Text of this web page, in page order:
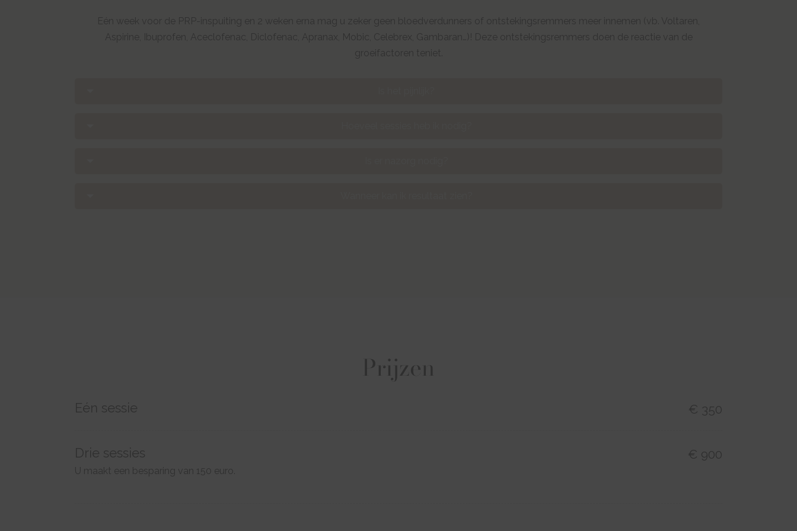
Eén week voor de PRP-inspuiting en 2 weken erna mag u zeker geen bloedverdunners of ontstekingsremmers meer innemen (vb. Voltaren,
Aspirine, Ibuprofen, Aceclofenac, Diclofenac, Apranax, Mobic, Celebrex, Gambaran…)! Deze ontstekingsremmers doen de reactie van de
groeifactoren teniet.
Prijzen
Eén sessie € 350
Drie sessies
U maakt een besparing van 150 euro.
€ 900